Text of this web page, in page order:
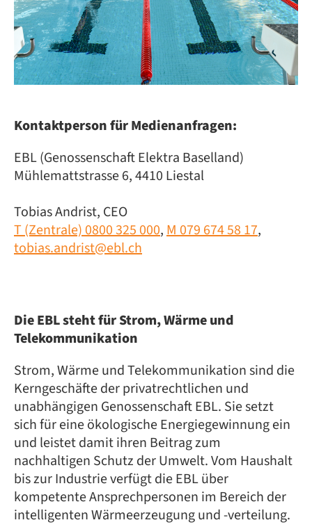
Kontaktperson für Medienanfragen:
EBL (Genossenschaft Elektra Baselland)
Mühlemattstrasse 6, 4410 Liestal
Tobias Andrist, CEO
T (Zentrale) 0800 325 000,M 079 674 58 17,
tobias.andrist@ebl.ch
Die EBL steht für Strom, Wärme und
Telekommunikation
Strom, Wärme und Telekommunikation sind die
Kerngeschäfte der privatrechtlichen und
unabhängigen Genossenschaft EBL. Sie setzt
sich für eine ökologische Energiegewinnung ein
und leistet damit ihren Beitrag zum
nachhaltigen Schutz der Umwelt. Vom Haushalt
bis zur Industrie verfügt die EBL über
kompetente Ansprechpersonen im Bereich der
intelligenten Wärmeerzeugung und -verteilung.